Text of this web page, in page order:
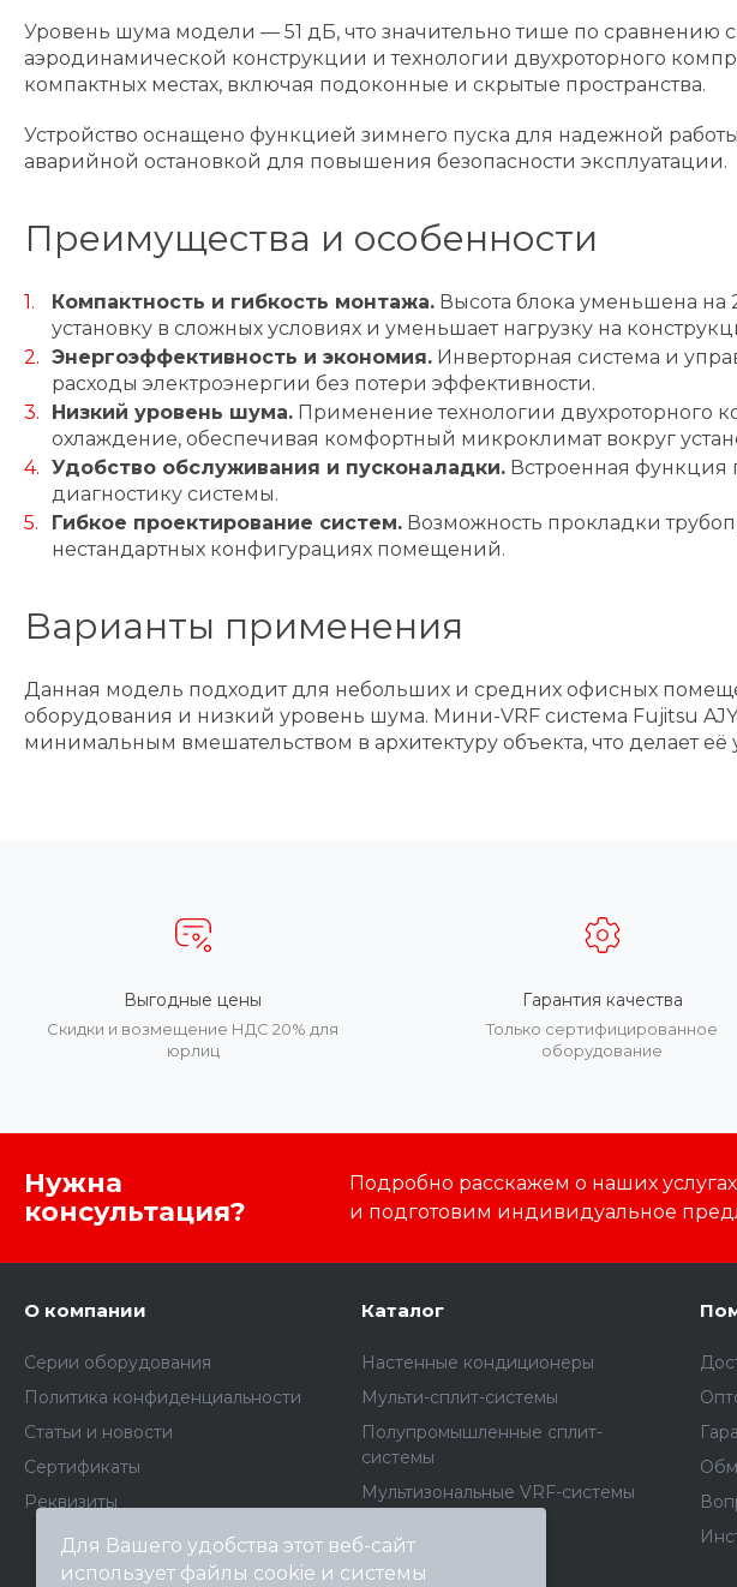
Уровень шума модели — 51 дБ, что значительно тише по сравнению
аэродинамической конструкции и технологии двухроторного
компактных местах, включая подоконные и скрытые пространства.
Устройство оснащено функцией зимнего пуска для надежной
аварийной остановкой для повышения безопасности эксплуатации.
Преимущества и особенности
Компактность и гибкость монтажа.Высота блока уменьшена на
установку в сложных условиях и уменьшает нагрузку на
Энергоэффективность и экономия.Инверторная система и
расходы электроэнергии без потери эффективности.
Низкий уровень шума.Применение технологии двухроторного
охлаждение, обеспечивая комфортный микроклимат вокруг
Удобство обслуживания и пусконаладки.Встроенная функция
диагностику системы.
Гибкое проектирование систем.Возможность прокладки
нестандартных конфигурациях помещений.
Варианты применения
Данная модель подходит для небольших и средних офисных
оборудования и низкий уровень шума. Мини-VRF система Fujitsu
минимальным вмешательством в архитектуру объекта, что
Выгодные цены
Скидки и возмещение НДС 20% для
юрлиц
Гарантия качества
Только сертифицированное
оборудование
Нужна
консультация?
Подробно расскажем о наших
и подготовим индивидуальное
О компании
Серии оборудования
Политика конфиденциальности
Статьи и новости
Сертификаты
Реквизиты
Каталог
Настенные кондиционеры
Мульти-сплит-системы
Полупромышленные сплит-
системы
Мультизональные VRF-системы
кондиционеров
Для Вашего удобства этот веб-сайт
использует файлы cookie и системы